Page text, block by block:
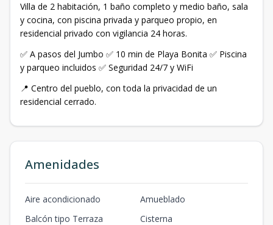
Villa de 2 habitación, 1 baño completo y medio baño, sala
y cocina, con piscina privada y parqueo propio, en
residencial privado con vigilancia 24 horas.
✅ A pasos del Jumbo ✅ 10 min de Playa Bonita ✅ Piscina
y parqueo incluidos ✅ Seguridad 24/7 y WiFi
📍 Centro del pueblo, con toda la privacidad de un
residencial cerrado.
Amenidades
Aire acondicionado
Amueblado
Balcón tipo Terraza
Cisterna